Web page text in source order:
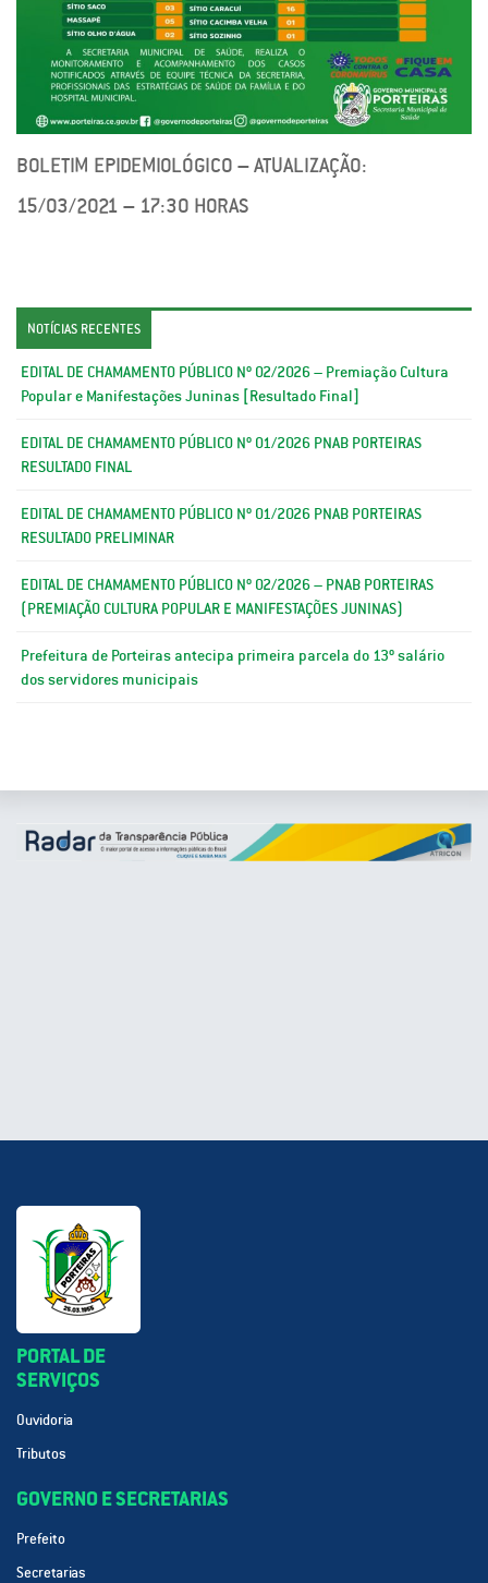
BOLETIM EPIDEMIOLÓGICO – ATUALIZAÇÃO:
15/03/2021 – 17:30 HORAS
NOTÍCIAS RECENTES
EDITAL DE CHAMAMENTO PÚBLICO Nº 02/2026 – Premiação Cultura
Popular e Manifestações Juninas [Resultado Final]
EDITAL DE CHAMAMENTO PÚBLICO Nº 01/2026 PNAB PORTEIRAS
RESULTADO FINAL
EDITAL DE CHAMAMENTO PÚBLICO Nº 01/2026 PNAB PORTEIRAS
RESULTADO PRELIMINAR
EDITAL DE CHAMAMENTO PÚBLICO Nº 02/2026 – PNAB PORTEIRAS
(PREMIAÇÃO CULTURA POPULAR E MANIFESTAÇÕES JUNINAS)
Prefeitura de Porteiras antecipa primeira parcela do 13º salário
dos servidores municipais
PORTAL DE
SERVIÇOS
Ouvidoria
Tributos
GOVERNO E SECRETARIAS
Prefeito
Secretarias